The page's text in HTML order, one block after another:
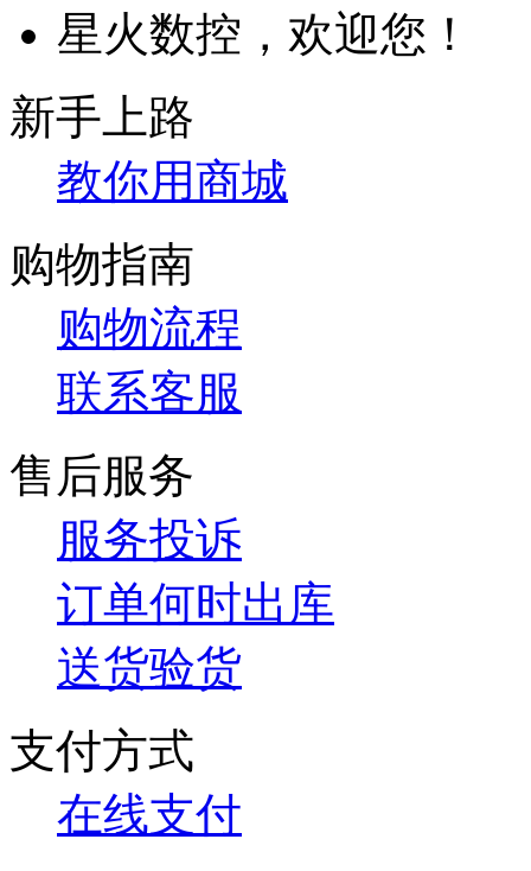
星火数控，欢迎您！
新手上路
教你用商城
购物指南
购物流程
联系客服
售后服务
服务投诉
订单何时出库
送货验货
支付方式
在线支付